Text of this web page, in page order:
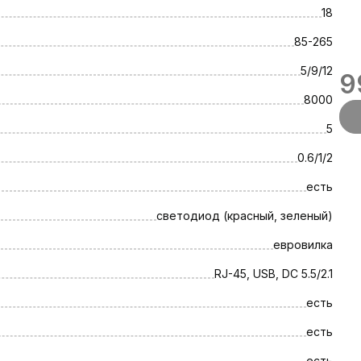
18
85-265
5/9/12
8000
5
0.6/1/2
есть
светодиод (красный, зеленый)
евровилка
RJ-45, USB, DC 5.5/2.1
есть
есть